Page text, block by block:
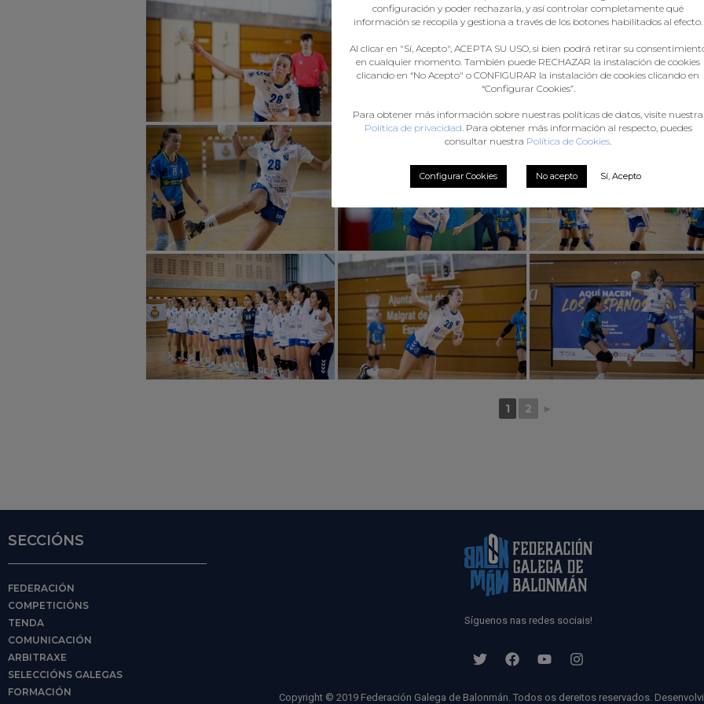
1 2 ►
SECCIÓNS
FEDERACIÓN
COMPETICIÓNS
TENDA
COMUNICACIÓN
ARBITRAXE
SELECCIÓNS GALEGAS
FORMACIÓN
Síguenos nas redes sociais!
Copyright © 2019 Federación Galega de Balonmán. Todos os dereitos reservados.
configuración y poder rechazarla, y así controlar completamente qué
información se recopila y gestiona a través de los botones habilitados al efecto.
Al clicar en "Sí, Acepto", ACEPTA SU USO, si bien podrá retirar su
en cualquier momento. También puede RECHAZAR la instalación de cookies
clicando en “No Acepto" o CONFIGURAR la instalación de cookies clicando en
“Configurar Cookies”.
Para obtener más información sobre nuestras políticas de datos, visite nuestra
Política de privacidad. Para obtener más información al respecto, puedes
consultar nuestra Política de Cookies.
Configurar Cookies No acepto Sí, Acepto